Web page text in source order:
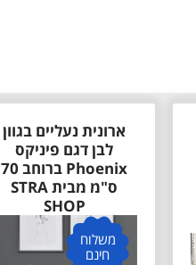
ארונית נעליים בגוון
לבן דגם פיניקס
Phoenix ברוחב 70
ס"מ מבית STRA
SHOP
משלוח
חינם